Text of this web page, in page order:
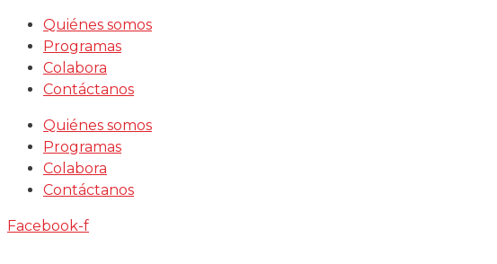
Saltar
contenido
Quiénes somos
Programas
Colabora
Contáctanos
Quiénes somos
Programas
Colabora
Contáctanos
Facebook-f